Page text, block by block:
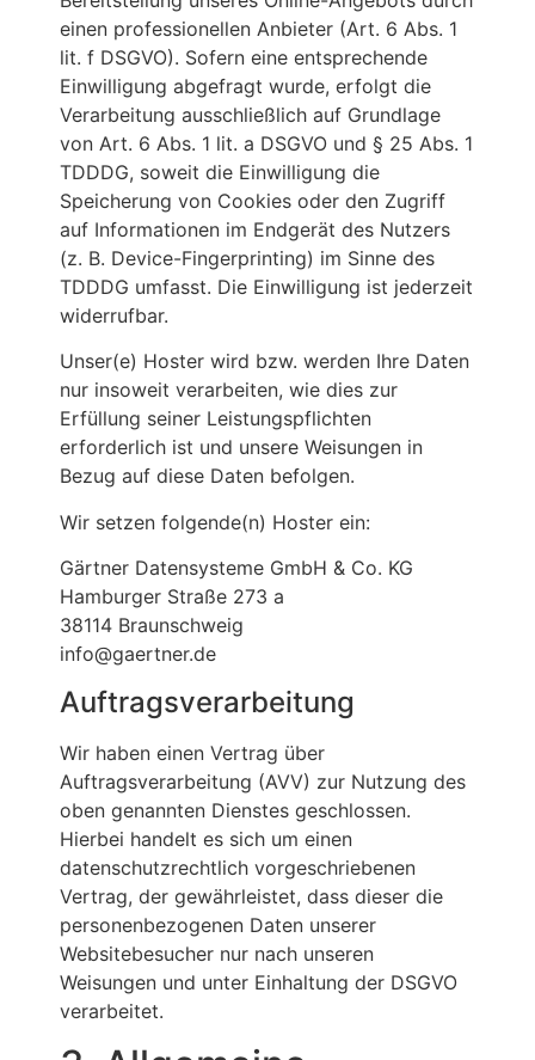
einen professionellen Anbieter (Art. 6 Abs. 1
lit. f DSGVO). Sofern eine entsprechende
Einwilligung abgefragt wurde, erfolgt die
Verarbeitung ausschließlich auf Grundlage
von Art. 6 Abs. 1 lit. a DSGVO und § 25 Abs. 1
TDDDG, soweit die Einwilligung die
Speicherung von Cookies oder den Zugriff
auf Informationen im Endgerät des Nutzers
(z. B. Device-Fingerprinting) im Sinne des
TDDDG umfasst. Die Einwilligung ist jederzeit
widerrufbar.
Unser(e) Hoster wird bzw. werden Ihre Daten
nur insoweit verarbeiten, wie dies zur
Erfüllung seiner Leistungspflichten
erforderlich ist und unsere Weisungen in
Bezug auf diese Daten befolgen.
Wir setzen folgende(n) Hoster ein:
Gärtner Datensysteme GmbH & Co. KG
Hamburger Straße 273 a
38114 Braunschweig
info@gaertner.de
Auftragsverarbeitung
Wir haben einen Vertrag über
Auftragsverarbeitung (AVV) zur Nutzung des
oben genannten Dienstes geschlossen.
Hierbei handelt es sich um einen
datenschutzrechtlich vorgeschriebenen
Vertrag, der gewährleistet, dass dieser die
personenbezogenen Daten unserer
Websitebesucher nur nach unseren
Weisungen und unter Einhaltung der DSGVO
verarbeitet.